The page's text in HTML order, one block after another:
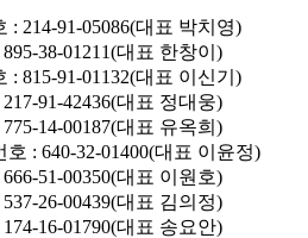
: 214-91-05086(대표 박치영)
38-01211(대표 한창이)
: 815-91-01132(대표 이신기)
91-42436(대표 정대웅)
14-00187(대표 유옥희)
: 640-32-01400(대표 이윤정)
51-00350(대표 이원호)
26-00439(대표 김의정)
16-01790(대표 송요안)